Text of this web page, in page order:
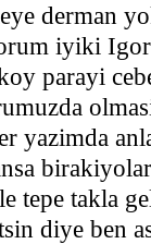
derman
iyiki
parayi
yazimda
tepe takla
diye ben